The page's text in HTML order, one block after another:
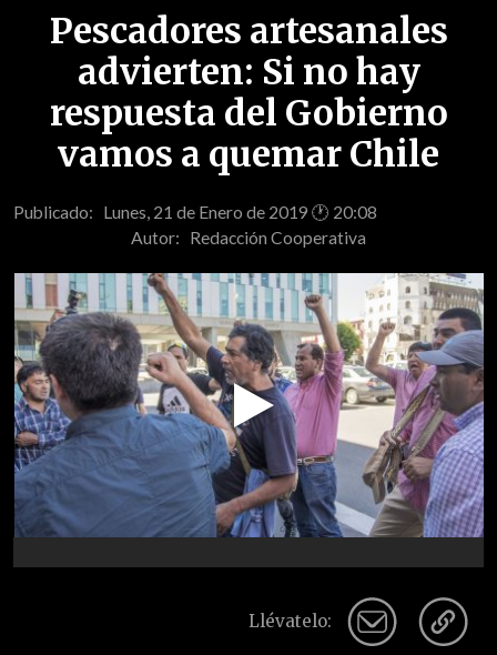
Pescadores artesanales
advierten: Si no hay
respuesta del Gobierno
vamos a quemar Chile
Publicado: Lunes, 21 de Enero de 2019 🕐 20:08
Autor: Redacción Cooperativa
Play
Video
Llévatelo: